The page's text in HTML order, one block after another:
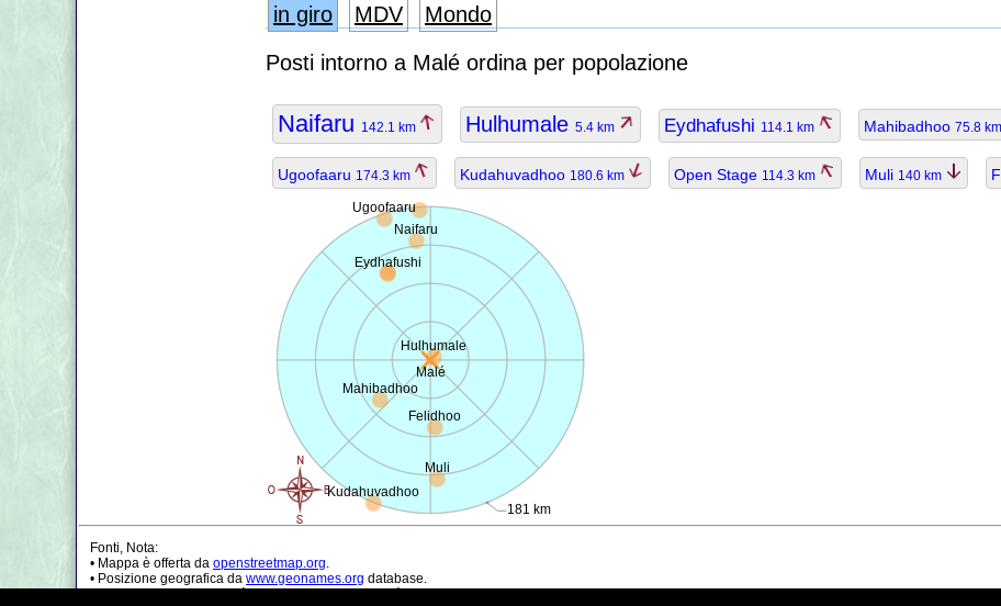
in giro MDV
Mondo
Posti intorno a Malé ordina per popolazione
Naifaru 142.1 km Hulhumale 5.4 km Eydhafushi 114.1 km Mahibadhoo 75.8 km
Ugoofaaru 174.3 km Kudahuvadhoo 180.6 km Open Stage 114.3 km Muli 140 km
Malé
181 km
Naifaru
Hulhumale
Eydhafushi
Mahibadhoo
Ugoofaaru
Kudahuvadhoo
Muli
Felidhoo
Fonti, Nota:
• Mappa è offerta da openstreetmap.org.
• Posizione geografica da www.geonames.org database.